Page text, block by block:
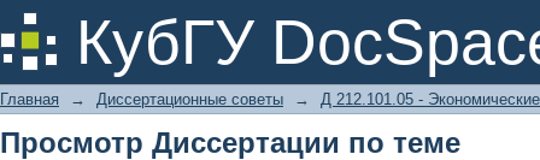
КубГУ
Просмотр Диссертации по теме
Главная → Диссертационные советы → Д 212.101.05 -
Просмотр Диссертации по теме